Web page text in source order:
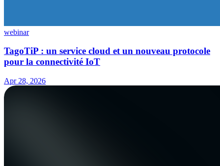
webinar
TagoTiP : un service cloud et un nouveau protocole
pour la connectivité IoT
Apr 28, 2026